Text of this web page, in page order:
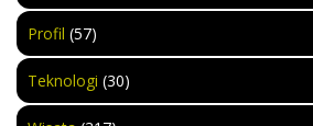
Profil (57)
Teknologi (30)